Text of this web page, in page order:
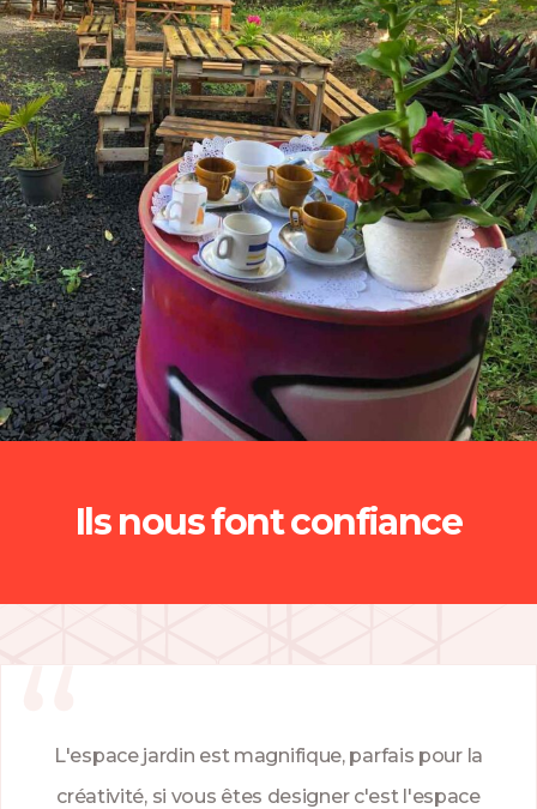
Ils nous font confiance
L'espace jardin est magnifique, parfais pour la
créativité, si vous êtes designer c'est l'espace